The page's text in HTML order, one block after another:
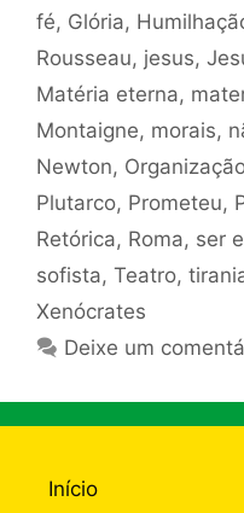
fé, Glória,
Rousseau, jesus,
Matéria eterna,
Montaigne, morais,
Newton,
Plutarco, Prometeu,
Retórica, Roma, ser
sofista, Teatro,
Xenócrates
Deixe um
Início